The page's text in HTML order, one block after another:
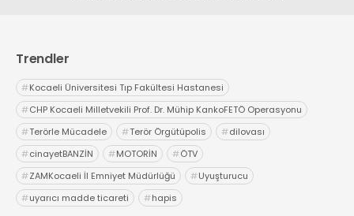
Trendler
#Kocaeli Üniversitesi Tıp Fakültesi Hastanesi
#CHP Kocaeli Milletvekili Prof. Dr. Mühip KankoFETÖ Operasyonu
#Terörle Mücadele #Terör Örgütüpolis #dilovası
#cinayetBANZİN #MOTORİN #ÖTV
#ZAMKocaeli İl Emniyet Müdürlüğü #Uyuşturucu
#uyarıcı madde ticareti #hapis